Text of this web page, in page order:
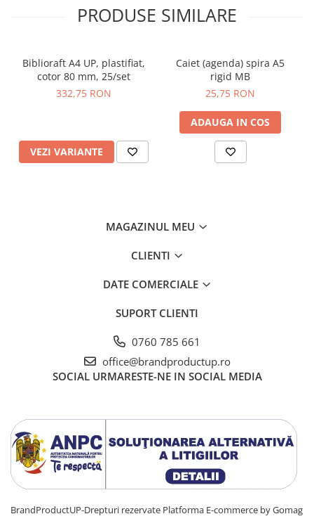
PRODUSE SIMILARE
Biblioraft A4 UP, plastifiat,
cotor 80 mm, 25/set
332,75 RON
VEZI VARIANTE
Caiet (agenda) spira A5
rigid MB
25,75 RON
ADAUGA IN COS
MAGAZINUL MEU
CLIENTI
DATE COMERCIALE
SUPORT CLIENTI
0760 785 661
office@brandproductup.ro
SOCIAL URMARESTE-NE IN SOCIAL MEDIA
BrandProductUP-Drepturi rezervate Platforma E-commerce by Gomag